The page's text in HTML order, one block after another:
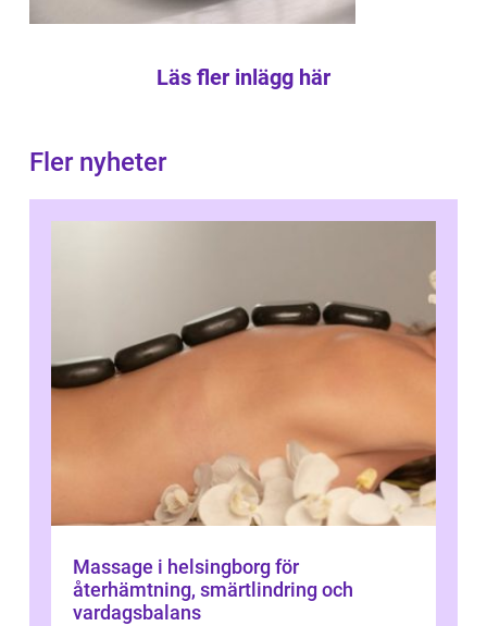
Läs fler inlägg här
Fler nyheter
Massage i helsingborg för
återhämtning, smärtlindring och
vardagsbalans